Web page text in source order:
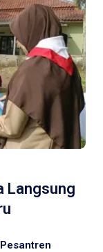
Langsung